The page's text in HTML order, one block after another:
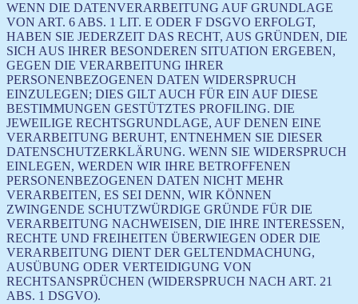
WENN DIE DATENVERARBEITUNG AUF GRUNDLAGE
VON ART. 6 ABS. 1 LIT. E ODER F DSGVO ERFOLGT,
HABEN SIE JEDERZEIT DAS RECHT, AUS GRÜNDEN, DIE
SICH AUS IHRER BESONDEREN SITUATION ERGEBEN,
GEGEN DIE VERARBEITUNG IHRER
PERSONENBEZOGENEN DATEN WIDERSPRUCH
EINZULEGEN; DIES GILT AUCH FÜR EIN AUF DIESE
BESTIMMUNGEN GESTÜTZTES PROFILING. DIE
JEWEILIGE RECHTSGRUNDLAGE, AUF DENEN EINE
VERARBEITUNG BERUHT, ENTNEHMEN SIE DIESER
DATENSCHUTZERKLÄRUNG. WENN SIE WIDERSPRUCH
EINLEGEN, WERDEN WIR IHRE BETROFFENEN
PERSONENBEZOGENEN DATEN NICHT MEHR
VERARBEITEN, ES SEI DENN, WIR KÖNNEN
ZWINGENDE SCHUTZWÜRDIGE GRÜNDE FÜR DIE
VERARBEITUNG NACHWEISEN, DIE IHRE INTERESSEN,
RECHTE UND FREIHEITEN ÜBERWIEGEN ODER DIE
VERARBEITUNG DIENT DER GELTENDMACHUNG,
AUSÜBUNG ODER VERTEIDIGUNG VON
RECHTSANSPRÜCHEN (WIDERSPRUCH NACH ART. 21
ABS. 1 DSGVO).